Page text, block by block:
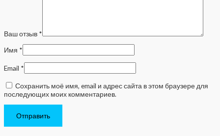
Ваш отзыв *
Имя *
Email *
Сохранить моё имя, email и адрес сайта в этом браузере для
последующих моих комментариев.